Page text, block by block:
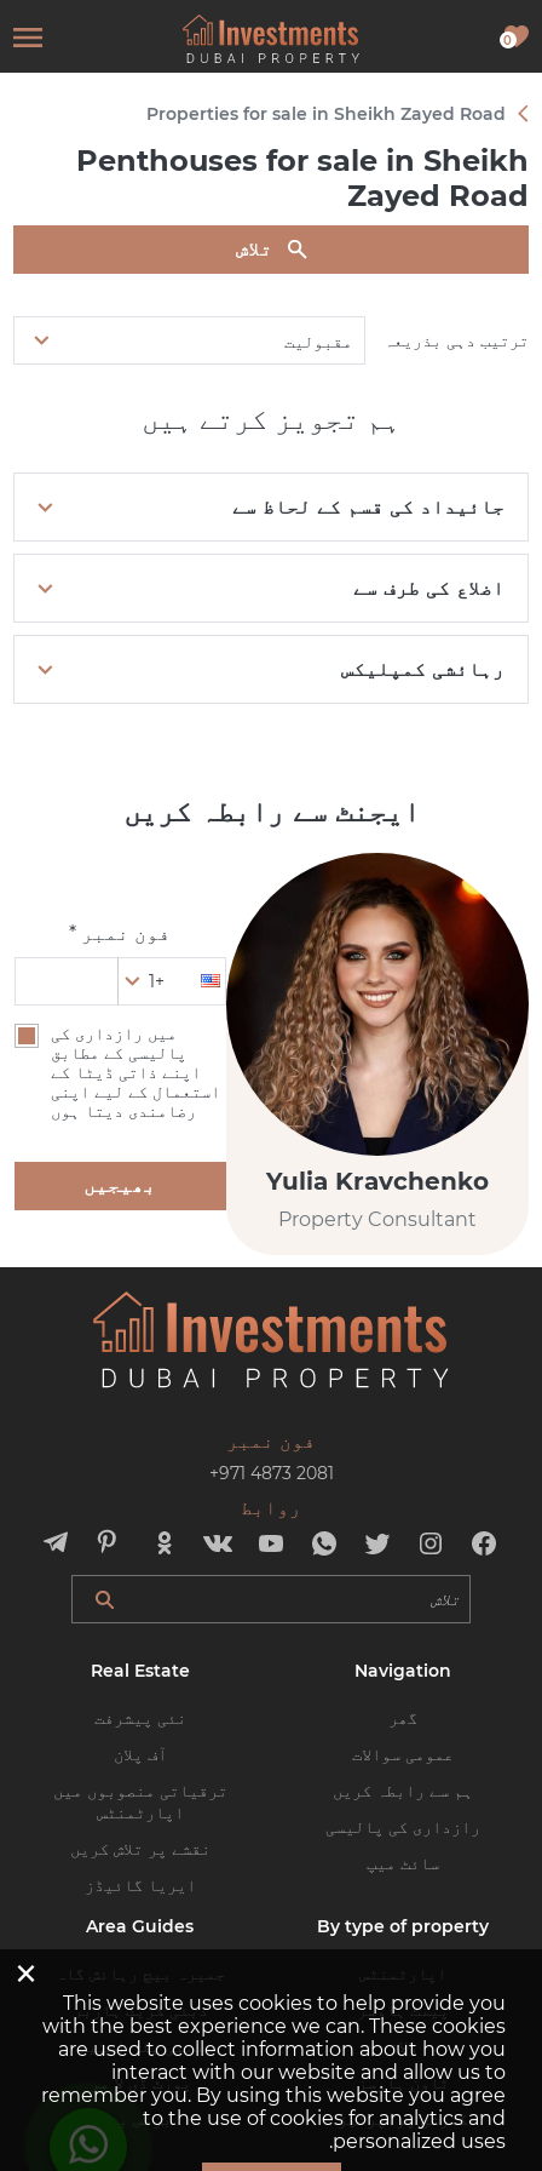
0
Properties for sale in Sheikh Zayed Road
Penthouses for sale in Sheikh
Zayed Road
تلاش
ترتیب دہی بذریعہ مقبولیت
ہم تجویز کرتے ہیں
جائیداد کی قسم کے لحاظ سے
اضلاع کی طرف سے
رہائشی کمپلیکس
ایجنٹ سے رابطہ کریں
Yulia Kravchenko
Property Consultant
فون نمبر *
+1
میں رازداری کی
پالیسی کے مطابق
اپنے ذاتی ڈیٹا کے
استعمال کے لیے اپنی
رضامندی دیتا ہوں
بھیجیں
فون نمبر
+971 4873 2081
روابط
Navigation
گھر
عمومی سوالات
ہم سے رابطہ کریں
رازداری کی پالیسی
سائٹ میپ
Real Estate
نئی پیشرفت
آف پلان
ترقیاتی منصوبوں میں
اپارٹمنٹس
نقشے پر تلاش کریں
ایریا گائیڈز
By type of property
اپارٹمنٹس
پینٹ ہاوسز
ولاز
ٹاون ہاوسز
کمرشل پراپرٹیز
Area Guides
جمیرہ بیچ رہائش گاہ
دبئی کریک ہاربر
دبئی ہلز اسٹیٹ
پورٹ ڈی لا مر
بزنس بے
×
This website uses cookies to help provide you
with the best experience we can. These cookies
are used to collect information about how you
interact with our website and allow us to
remember you. By using this website you agree
to the use of cookies for analytics and
personalized uses.